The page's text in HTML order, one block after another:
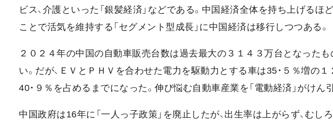
ビス、介護といった「銀髪経済」などである。中国経済全体を持ち上げるほ
ことで活気を維持する「セグメント型成長」に中国経済は移行しつつある。
２０２４年の中国の自動車販売台数は過去最大の３１４３万台となったも
い。だが、ＥＶとＰＨＶを合わせた電力を駆動力とする車は35・５％増の
40・９％を占めるまでになった。伸び悩む自動車産業を「電動経済」がけん
中国政府は16年に「一人っ子政策」を廃止したが、出生率は上がらず、む